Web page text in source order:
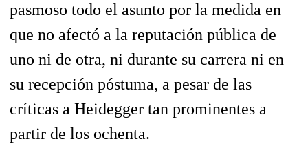
pasmoso todo el asunto por la medida en
que no afectó a la reputación pública de
uno ni de otra, ni durante su carrera ni en
su recepción póstuma, a pesar de las
críticas a Heidegger tan prominentes a
partir de los ochenta.